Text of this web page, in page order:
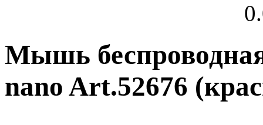
Мышь
nano Art.52676